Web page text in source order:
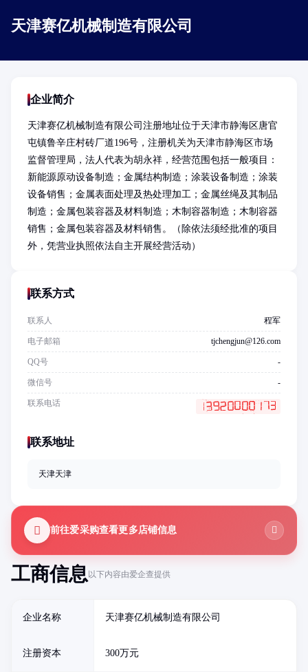
天津赛亿机械制造有限公司
工商信息以下内容由爱企查提供
企业名称 天津赛亿机械制造有限公司
注册资本 300万元
企业简介
天津赛亿机械制造有限公司注册地址位于天津市静海区唐官
屯镇鲁辛庄村砖厂道196号，注册机关为天津市静海区市场
监督管理局，法人代表为胡永祥，经营范围包括一般项目：
新能源原动设备制造；金属结构制造；涂装设备制造；涂装
设备销售；金属表面处理及热处理加工；金属丝绳及其制品
制造；金属包装容器及材料制造；木制容器制造；木制容器
销售；金属包装容器及材料销售。（除依法须经批准的项目
外，凭营业执照依法自主开展经营活动）
联系方式
联系人 程军
电子邮箱 tjchengjun@126.com
QQ号 -
微信号 -
联系电话
联系地址
天津天津
前往爱采购查看更多店铺信息